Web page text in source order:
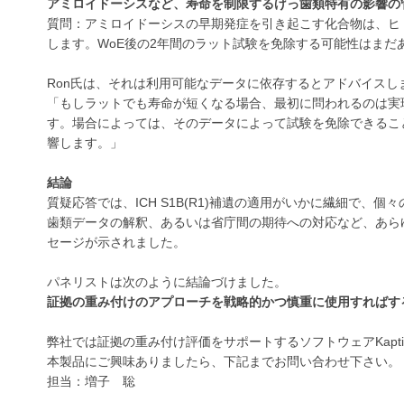
アミロイドーシスなど、寿命を制限するげっ歯類特有の影響の
質問：アミロイドーシスの早期発症を引き起こす化合物は、
します。WoE後の2年間のラット試験を免除する可能性はまだ
Ron氏は、それは利用可能なデータに依存するとアドバイスし
「もしラットでも寿命が短くなる場合、最初に問われるのは
す。場合によっては、そのデータによって試験を免除できる
響します。」
結論
質疑応答では、ICH S1B(R1)補遺の適用がいかに繊細で、個
歯類データの解釈、あるいは省庁間の期待への対応など、あ
セージが示されました。
パネリストは次のように結論づけました。
証拠の重み付けのアプローチを戦略的かつ慎重に使用すれば
弊社では証拠の重み付け評価をサポートするソフトウェア
本製品にご興味ありましたら、下記までお問い合わせ下さい。
担当：増子 聡